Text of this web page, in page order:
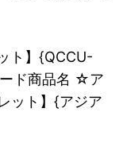
ト】{QCCU-
ド商品名 ☆ア
ット】{アジア